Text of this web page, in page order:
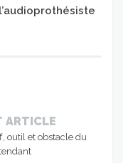
ARTICLE
outil et obstacle du